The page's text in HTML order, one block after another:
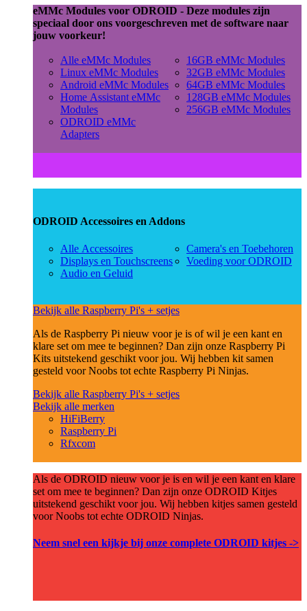
eMMc Modules voor ODROID - Deze modules zijn
speciaal door ons voorgeschreven met de software naar
jouw voorkeur!
Alle eMMc Modules
Linux eMMc Modules
Android eMMc Modules
Home Assistant eMMc
Modules
ODROID eMMc
Adapters
16GB eMMc Modules
32GB eMMc Modules
64GB eMMc Modules
128GB eMMc Modules
256GB eMMc Modules
ODROID Accessoires en Addons
Alle Accessoires
Displays en Touchscreens
Audio en Geluid
Camera's en Toebehoren
Voeding voor ODROID
Bekijk alle Raspberry Pi's + setjes
Als de Raspberry Pi nieuw voor je is of wil je een kant en
klare set om mee te beginnen? Dan zijn onze Raspberry Pi
Kits uitstekend geschikt voor jou. Wij hebben kit samen
gesteld voor Noobs tot echte Raspberry Pi Ninjas.
Bekijk alle Raspberry Pi's + setjes
Bekijk alle merken
HiFiBerry
Raspberry Pi
Rfxcom
Als de ODROID nieuw voor je is en wil je een kant en klare
set om mee te beginnen? Dan zijn onze ODROID Kitjes
uitstekend geschikt voor jou. Wij hebben kitjes samen gesteld
voor Noobs tot echte ODROID Ninjas.
Neem snel een kijkje bij onze complete ODROID kitjes ->